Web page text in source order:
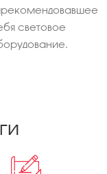
световое